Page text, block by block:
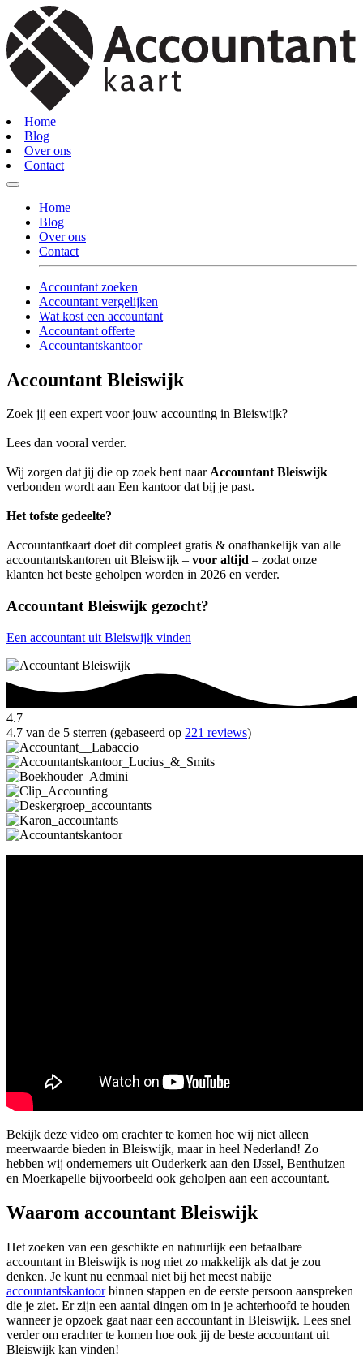
Home
Blog
Over ons
Contact
Home
Blog
Over ons
Contact
Accountant zoeken
Accountant vergelijken
Wat kost een accountant
Accountant offerte
Accountantskantoor
Accountant Bleiswijk
Zoek jij een expert voor jouw accounting in Bleiswijk?
Lees dan vooral verder.
Wij zorgen dat jij die op zoek bent naarAccountant Bleiswijk
verbonden wordt aan Een kantoor dat bij je past.
Het tofste gedeelte?
Accountantkaart doet dit compleet gratis & onafhankelijk van alle
accountantskantoren uit Bleiswijk – voor altijd – zodat onze
klanten het beste geholpen worden in 2026 en verder.
Accountant Bleiswijk gezocht?
Een accountant uit Bleiswijk vinden
4.7
4.7 van de 5 sterren (gebaseerd op 221 reviews)
Bekijk deze video om erachter te komen hoe wij niet alleen
meerwaarde bieden in Bleiswijk, maar in heel Nederland! Zo
hebben wij ondernemers uit Ouderkerk aan den IJssel, Benthuizen
en Moerkapelle bijvoorbeeld ook geholpen aan een accountant.
Waarom accountant Bleiswijk
Het zoeken van een geschikte en natuurlijk een betaalbare
accountant in Bleiswijk is nog niet zo makkelijk als dat je zou
denken. Je kunt nu eenmaal niet bij het meest nabije
accountantskantoorbinnen stappen en de eerste persoon aanspreken
die je ziet. Er zijn een aantal dingen om in je achterhoofd te houden
wanneer je opzoek gaat naar een accountant in Bleiswijk. Lees snel
verder om erachter te komen hoe ook jij de beste accountant uit
Bleiswijk kan vinden!